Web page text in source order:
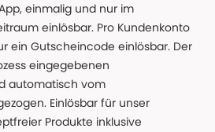
einmalig und nur im
einlösbar. Pro Kundenkonto
ein Gutscheincode einlösbar. Der
eingegebenen
automatisch vom
Einlösbar für unser
Produkte inklusive